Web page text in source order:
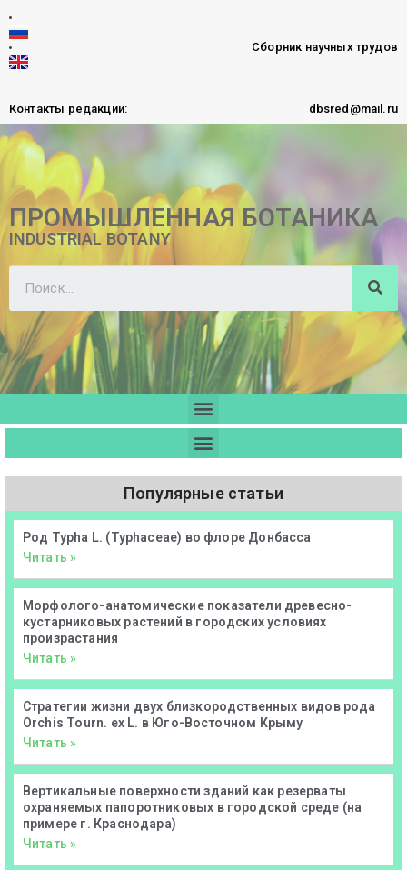
Сборник научных трудов
Контакты редакции: dbsred@mail.ru
ПРОМЫШЛЕННАЯ БОТАНИКА
INDUSTRIAL BOTANY
Популярные статьи
Род Typha L. (Typhaceae) во флоре Донбасса
Читать »
Морфолого-анатомические показатели древесно-
кустарниковых растений в городских условиях
произрастания
Читать »
Стратегии жизни двух близкородственных видов рода
Orchis Tourn. ex L. в Юго-Восточном Крыму
Читать »
Вертикальные поверхности зданий как резерваты
охраняемых папоротниковых в городской среде (на
примере г. Краснодара)
Читать »